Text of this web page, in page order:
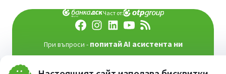
Част от:
При въпроси - попитай AI асистента ни